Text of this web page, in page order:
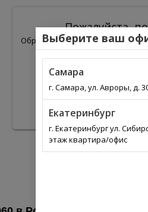
Пожалуйста,
Обработка результатов поиска
время.
Выберите ваш
Самара
г. Самара, ул. Авроры, д.
Екатеринбург
г. Екатеринбург ул.
этаж квартира/офис